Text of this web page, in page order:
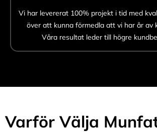
Vi har levererat 100% projekt i tid med
över att kunna förmedla att vi har år av
Våra resultat leder till högre
Varför Välja